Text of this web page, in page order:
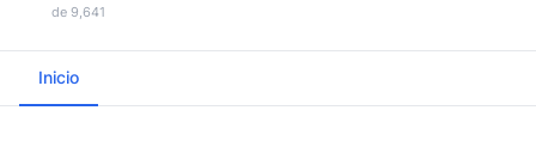
de 9,641
Inicio